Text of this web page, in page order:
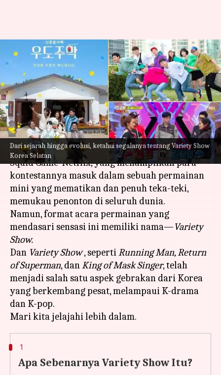
Dari sejarah hingga evolusi, ketahui segalanya tentang Variety Show
Korea Selatan
#NewsBytesExplainer: Apa Itu
Variety Show Korea;
Bagaimana Acara Ini Menjadi
Populer
menulis Handoko Jun 02, 2023 01:25 pm
Apa ceritanya
Squid Game-Netflix, yang menampilkan para
kontestannya masuk dalam sebuah permainan
mini yang mematikan dan penuh teka-teki,
memukau penonton di seluruh dunia.
Namun, format acara permainan yang
mendasari sensasi ini memiliki nama—Variety
Show.
Dan Variety Show, sepertiRunning Man, Return
of Superman, danKing of Mask Singer, telah
menjadi salah satu aspek gebrakan dari Korea
yang berkembang pesat, melampaui K-drama
dan K-pop.
1
Apa Sebenarnya Variety Show Itu?